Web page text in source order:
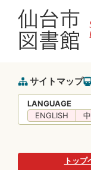
サイトマップ
LANGUAGE
ENGLISH
トップ